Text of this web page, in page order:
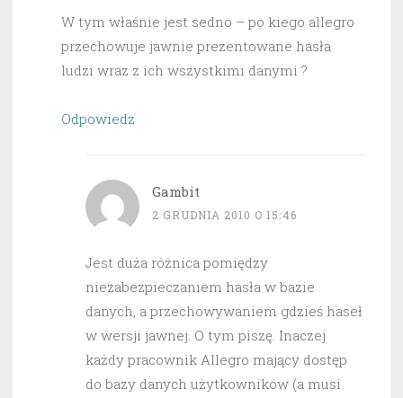
W tym właśnie jest sedno – po kiego allegro
przechowuje jawnie prezentowane hasła
ludzi wraz z ich wszystkimi danymi ?
Odpowiedz
Gambit
2 GRUDNIA 2010 O 15:46
Jest duża różnica pomiędzy
niezabezpieczaniem hasła w bazie
danych, a przechowywaniem gdzieś haseł
w wersji jawnej. O tym piszę. Inaczej
każdy pracownik Allegro mający dostęp
do bazy danych użytkowników (a musi